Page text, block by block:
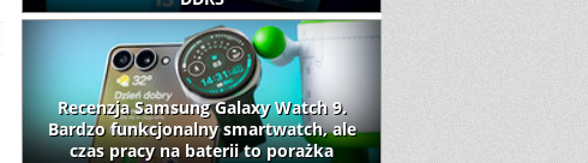
Recenzja Samsung Galaxy Watch 9.
Bardzo funkcjonalny smartwatch, ale
czas pracy na baterii to porażka